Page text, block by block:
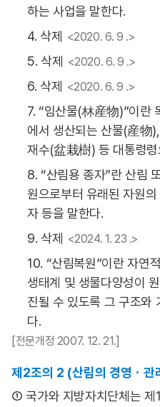
하는 사업을 말한다.
4. 삭제
<2020. 6. 9 .>
5. 삭제 <2020. 6. 9 .>
6. 삭제 <2020. 6. 9 .>
7. “임산물(林産物)”이란
에서 생산되는 산물(産物
재수(盆栽樹) 등 대통령
8. “산림용 종자”란 산림
원으로부터 유래된 자원
자 등을 말한다.
9. 삭제
<2024. 1. 23 .>
10. “산림복원”이란 자연
생태계 및 생물다양성이
진될 수 있도록 그 구조와
다.
[전문개정 2007. 12. 21.]
제2조의 2 (산림의 경영ㆍ관
① 국가와 지방자치단체는 제